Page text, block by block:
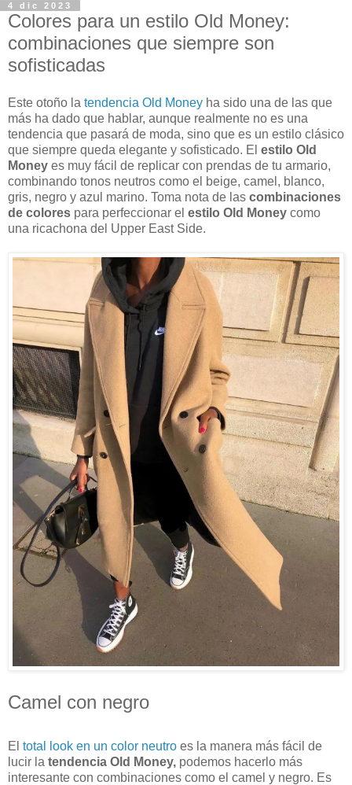
4 dic 2023
Colores para un estilo Old Money:
combinaciones que siempre son
sofisticadas
Este otoño la tendencia Old Money ha sido una de las que
más ha dado que hablar, aunque realmente no es una
tendencia que pasará de moda, sino que es un estilo clásico
que siempre queda elegante y sofisticado. El estilo Old
Money es muy fácil de replicar con prendas de tu armario,
combinando tonos neutros como el beige, camel, blanco,
gris, negro y azul marino. Toma nota de las combinaciones
de colores para perfeccionar el estilo Old Money como
una ricachona del Upper East Side.
Camel con negro
El total look en un color neutro es la manera más fácil de
lucir la tendencia Old Money, podemos hacerlo más
interesante con combinaciones como el camel y negro. Es